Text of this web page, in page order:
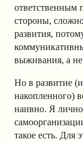
ответственным
стороны,
развития,
выживания, а не
Но в развитие
накопленного)
наивно. Я
такое есть. Для